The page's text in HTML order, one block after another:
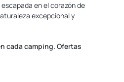
en el corazón de
excepcional y
cada camping. Ofertas